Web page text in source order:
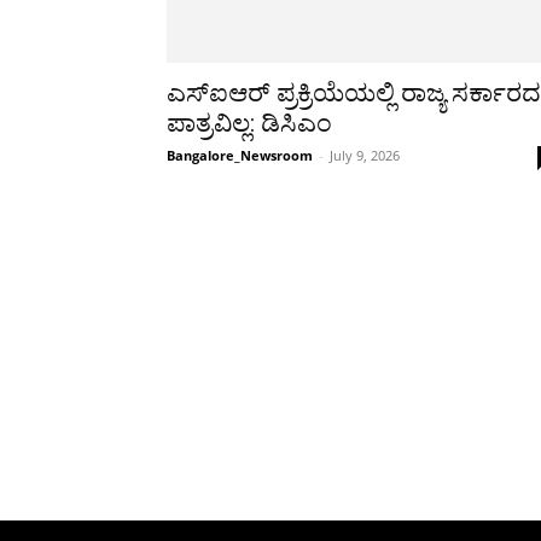
ಎಸ್‌ಐಆರ್ ಪ್ರಕ್ರಿಯೆಯಲ್ಲಿ ರಾಜ್ಯ ಸರ್ಕಾರದ
ಪಾತ್ರವಿಲ್ಲ: ಡಿಸಿಎಂ
Bangalore_Newsroom - July 9, 2026